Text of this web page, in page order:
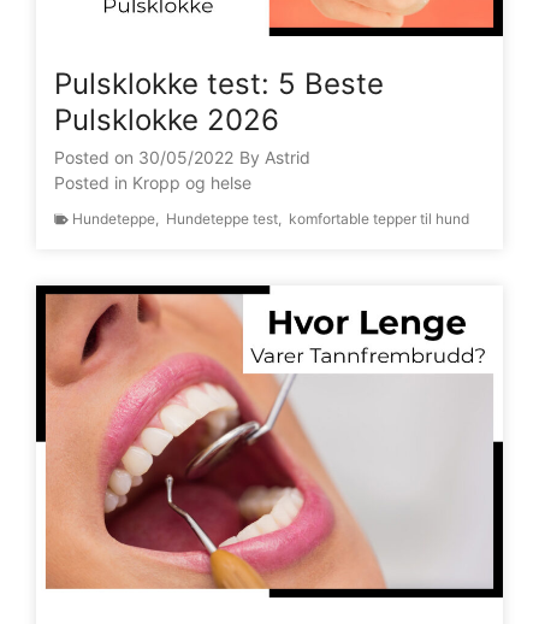
Pulsklokke test: 5 Beste
Pulsklokke 2026
Posted on 30/05/2022 By Astrid
Posted in Kropp og helse
Hundeteppe Hundeteppe test komfortable tepper til hund